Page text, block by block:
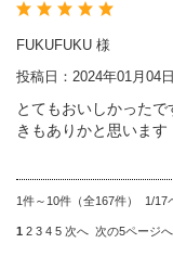
FUKUFUKU 様
投稿日：2024年01月04日
とてもおいしかった
きもありかと思います
1件～10件（全167件） 1/17
1 2 3 4 5 次へ 次の5ページへ